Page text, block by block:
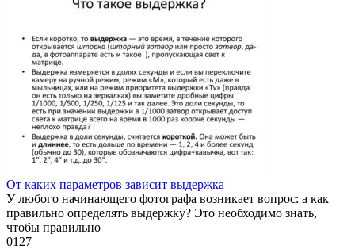
От каких параметров зависит выдержка
У любого начинающего фотографа возникает вопрос: а как
правильно определять выдержку? Это необходимо знать,
чтобы правильно
0127